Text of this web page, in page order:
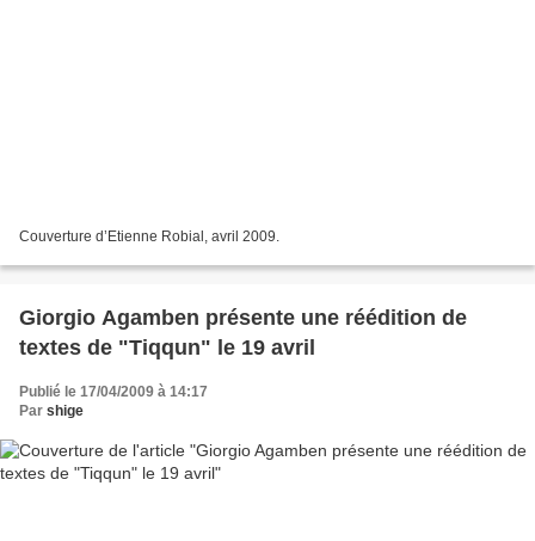
Couverture d’Etienne Robial, avril 2009.
Giorgio Agamben présente une réédition de
textes de "Tiqqun" le 19 avril
Publié le 17/04/2009 à 14:17
Par shige